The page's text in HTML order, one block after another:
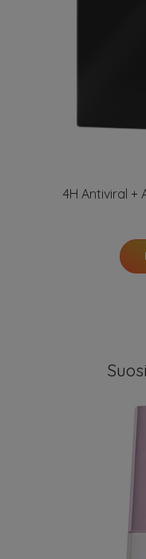
4H Antiviral +